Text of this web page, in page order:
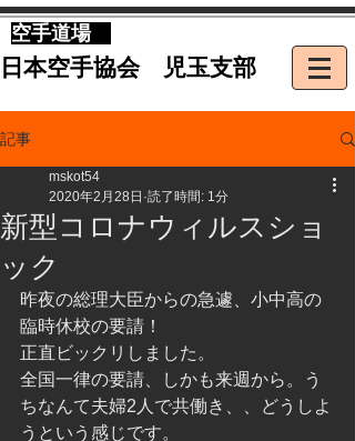
​空手道場
​日本空手協会 児玉支部
記事
新型コロナウィルスショ
ック
mskot54
2020年2月28日 読了時間: 1分
昨夜の総理大臣からの急遽、小中高の
臨時休校の要請！
正直ビックリしました。
全国一律の要請、しかも来週から。う
ちなんて夫婦2人で共働き、、どうしよ
うという感じです。